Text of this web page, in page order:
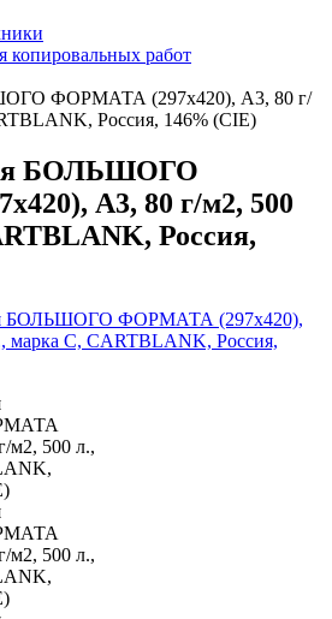
копировальных работ
ФОРМАТА (297х420), А3, 80 г/
Россия, 146% (CIE)
БОЛЬШОГО
А3, 80 г/м2, 500
Россия,